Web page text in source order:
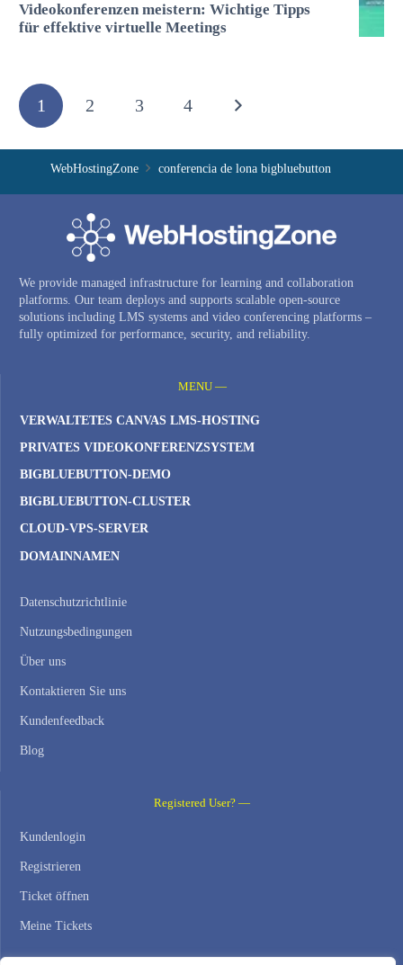
Videokonferenzen meistern: Wichtige Tipps
für effektive virtuelle Meetings
1 2 3 4
WebHostingZone conferencia de lona bigbluebutton
We provide managed infrastructure for learning and collaboration
platforms. Our team deploys and supports scalable open-source
solutions including LMS systems and video conferencing platforms –
fully optimized for performance, security, and reliability.
MENU —
VERWALTETES CANVAS LMS-HOSTING
PRIVATES VIDEOKONFERENZSYSTEM
BIGBLUEBUTTON-DEMO
BIGBLUEBUTTON-CLUSTER
CLOUD-VPS-SERVER
DOMAINNAMEN
Datenschutzrichtlinie
Nutzungsbedingungen
Über uns
Kontaktieren Sie uns
Kundenfeedback
Blog
Registered User? —
Kundenlogin
Registrieren
Ticket öffnen
Meine Tickets